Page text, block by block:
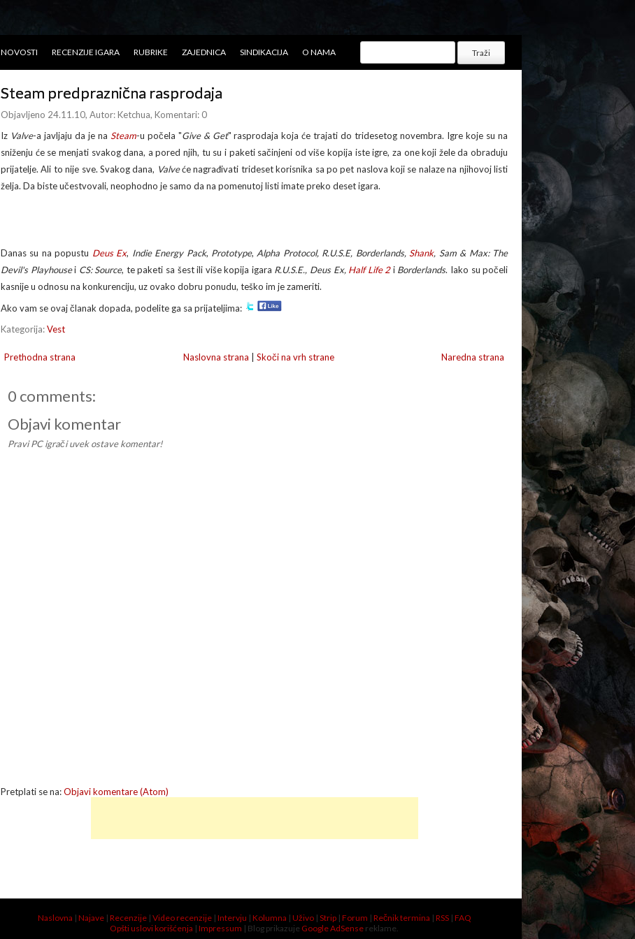
NOVOSTI RECENZIJE IGARA RUBRIKE ZAJEDNICA SINDIKACIJA O NAMA
Steam predpraznična rasprodaja
Objavljeno 24.11.10, Autor:Ketchua, Komentari: 0
Iz Valve-a javljaju da je na Steam-u počela "Give & Get" rasprodaja koja će trajati do tridesetog novembra. Igre koje su na
sniženju će se menjati svakog dana, a pored njih, tu su i paketi sačinjeni od više kopija iste igre, za one koji žele da obraduju
prijatelje. Ali to nije sve. Svakog dana, Valveće nagrađivati trideset korisnika sa po pet naslova koji se nalaze na njihovoj listi
želja. Da biste učestvovali, neophodno je samo da na pomenutoj listi imate preko deset igara.
Danas su na popustu Deus Ex, Indie Energy Pack, Prototype, Alpha Protocol, R.U.S.E, Borderlands,Shank, Sam & Max: The
Devil's Playhousei CS: Source, te paketi sa šest ili više kopija igara R.U.S.E., Deus Ex, Half Life 2i Borderlands. Iako su počeli
kasnije u odnosu na konkurenciju, uz ovako dobru ponudu, teško im je zameriti.
Ako vam se ovaj članak dopada, podelite ga sa prijateljima:
Kategorija:Vest
Naredna strana
Prethodna strana Naslovna strana Skoči na vrh strane
0 comments:
Objavi komentar
Pravi PC igrači uvek ostave komentar!
Pretplati se na:Objavi komentare (Atom)
Naslovna | Najave| Recenzije| Video recenzije| Intervju | Kolumna | Uživo| Strip| Forum | Rečnik termina | RSS| FAQ
Opšti uslovi korišćenja | Impressum | Blog prikazuje Google AdSense reklame.